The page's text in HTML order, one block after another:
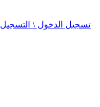
تسجيل الدخول \ التسجيل